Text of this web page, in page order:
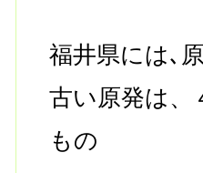
福井県には､
古い原発は
もの